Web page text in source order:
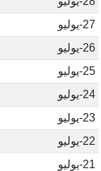
27-يوليو
26-يوليو
25-يوليو
24-يوليو
23-يوليو
22-يوليو
21-يوليو